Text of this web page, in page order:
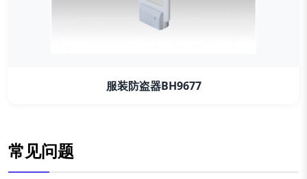
服装防盗器BH9677
常见问题